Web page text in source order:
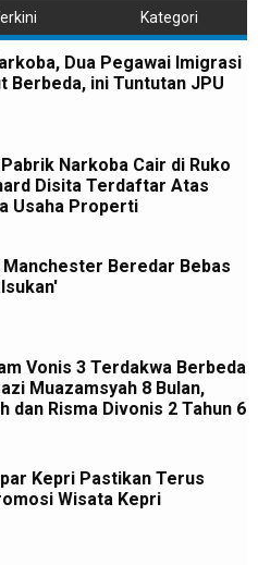
Kategori
Dua Pegawai Imigrasi
Berbeda, ini Tuntutan JPU
Narkoba Cair di Ruko
Disita Terdaftar Atas
Usaha Properti
Manchester Beredar Bebas
Vonis 3 Terdakwa Berbeda
Muazamsyah 8 Bulan,
dan Risma Divonis 2 Tahun 6
Kepri Pastikan Terus
Wisata Kepri